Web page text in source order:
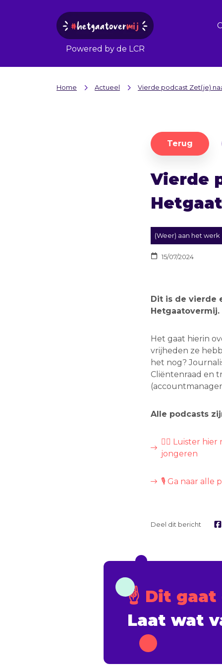
Powered by de LCR
Home Actueel Vierde podcast Zet(je)
Terug
Vierde
(Weer) aan het werk
15/07/2024
Dit is de vierde
Hetgaatovermij.
Het gaat hierin
vrijheden ze
het nog?
Cliëntenraad en
Alle podcasts
👉🏿 Luister
jongeren
🎙️ Ga naar alle
Deel dit bericht
☝️ Dit gaat
Laat wat